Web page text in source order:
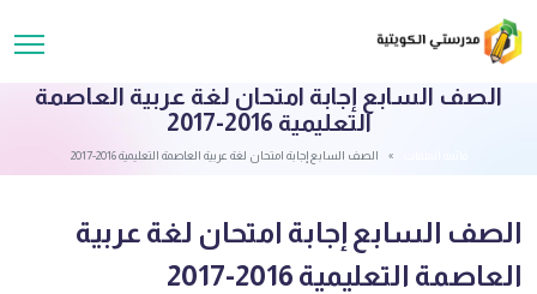
الصف السابع إجابة امتحان لغة عربية العاصمة
التعليمية 2016-2017
الصف السابع إجابة امتحان لغة عربية العاصمة التعليمية 2016-2017
الصف السابع إجابة امتحان لغة عربية
العاصمة التعليمية 2016-2017